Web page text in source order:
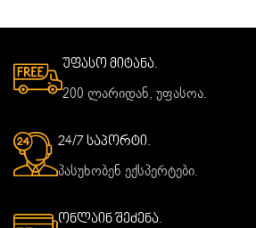
უფასო მიტანა.
200 ლარიდან, უფასოა.
24/7 საპორტი.
პასუხობენ ექსპერტები.
ონლაინ შეძენა.